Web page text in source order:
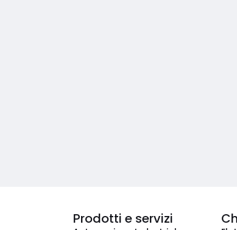
Prodotti e servizi